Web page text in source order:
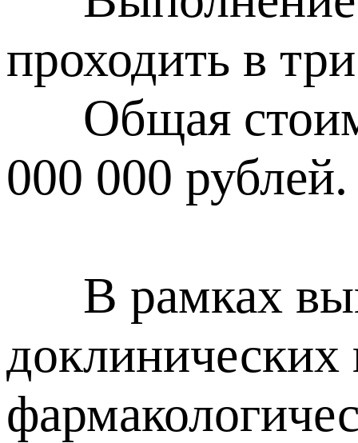
проходить в
Общая
000 000 рублей.
В рамках
доклинических